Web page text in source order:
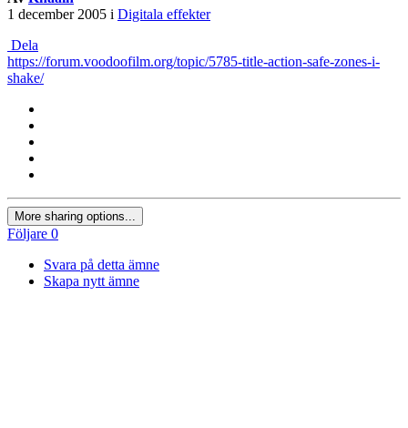
1 december 2005 i Digitala effekter
Dela
https://forum.voodoofilm.org/topic/5785-title-action-safe-zones-i-
shake/
More sharing options...
Följare 0
Svara på detta ämne
Skapa nytt ämne